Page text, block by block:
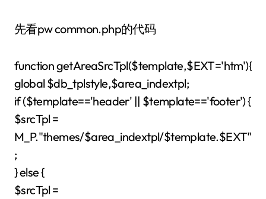
先看pw common.php的代码
function getAreaSrcTpl($template,$EXT='htm'){
global $db_tplstyle,$area_indextpl;
if ($template=='header' || $template=='footer') {
$srcTpl =
M_P."themes/$area_indextpl/$template.$EXT"
;
} else {
$srcTpl =